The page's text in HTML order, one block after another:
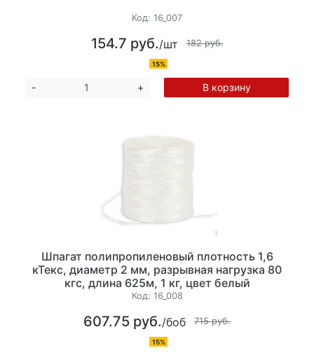
Код: 16_007
154.7 руб./шт 182 руб.
15%
- + В корзину
Шпагат полипропиленовый плотность 1,6
кТекс, диаметр 2 мм, разрывная нагрузка 80
кгс, длина 625м, 1 кг, цвет белый
Код: 16_008
607.75 руб./боб 715 руб.
15%